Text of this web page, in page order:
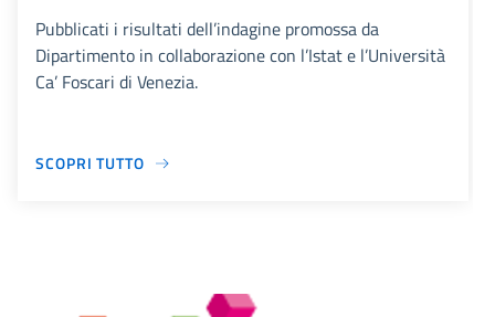
Pubblicati i risultati dell’indagine promossa da
Dipartimento in collaborazione con l’Istat e l’Università
Ca’ Foscari di Venezia.
SCOPRI TUTTO